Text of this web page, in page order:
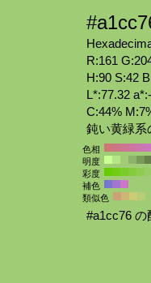
R:161
H:90 S:42
L*:77.32
C:44%
鈍い黄緑系
色相
明度
彩度
補色
類似色
#a1cc76 の